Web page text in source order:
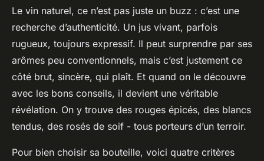
Le vin naturel, ce n’est pas juste un buzz : c’est une
recherche d’authenticité. Un jus vivant, parfois
rugueux, toujours expressif. Il peut surprendre par ses
arômes peu conventionnels, mais c’est justement ce
côté brut, sincère, qui plaît. Et quand on le découvre
avec les bons conseils, il devient une véritable
révélation. On y trouve des rouges épicés, des blancs
tendus, des rosés de soif - tous porteurs d’un terroir.
Pour bien choisir sa bouteille, voici quatre critères